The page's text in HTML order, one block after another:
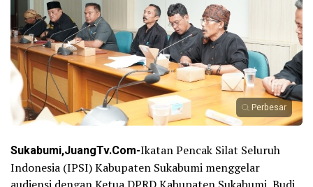
Perbesar
Sukabumi,JuangTv.Com-Ikatan Pencak Silat Seluruh
Indonesia (IPSI) Kabupaten Sukabumi menggelar